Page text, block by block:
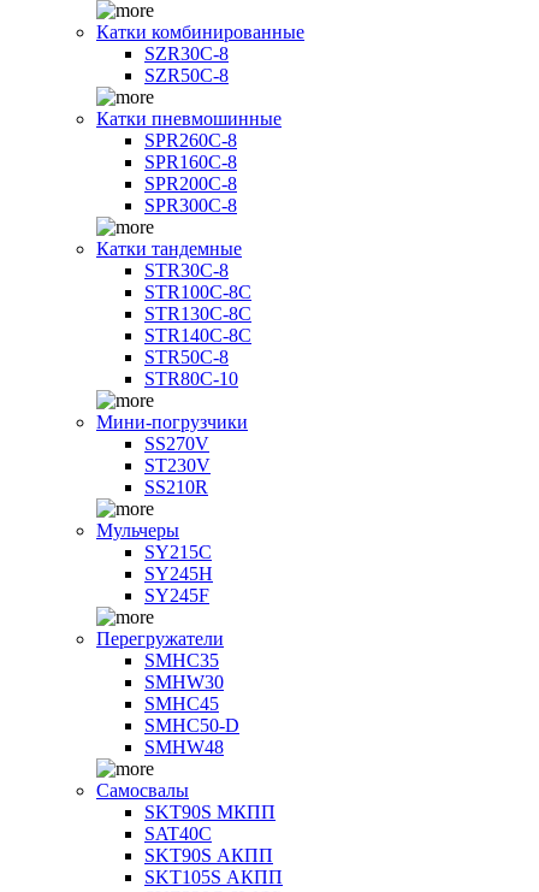
Катки комбинированные
SZR30C-8
SZR50C-8
Катки пневмошинные
SPR260C-8
SPR160C-8
SPR200C-8
SPR300C-8
Катки тандемные
STR30C-8
STR100C-8С
STR130C-8С
STR140C-8С
STR50C-8
STR80C-10
Мини-погрузчики
SS270V
ST230V
SS210R
Мульчеры
SY215C
SY245H
SY245F
Перегружатели
SMHC35
SMHW30
SMHC45
SMHC50-D
SMHW48
Самосвалы
SKT90S МКПП
SAT40C
SKT90S АКПП
SKT105S АКПП